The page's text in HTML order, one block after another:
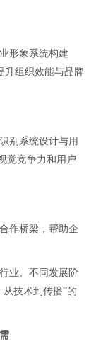
形象系统构建
升组织效能与品牌
别系统设计与用
觉竞争力和用户
作桥梁，帮助企
业、不同发展阶
技术到传播”的